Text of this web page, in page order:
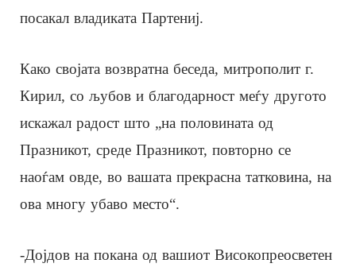
посакал владиката Партениј.
Како својата возвратна беседа, митрополит г.
Кирил, со љубов и благодарност меѓу другото
искажал радост што „на половината од
Празникот, среде Празникот, повторно се
наоѓам овде, во вашата прекрасна татковина, на
ова многу убаво место“.
-Дојдов на покана од вашиот Високопреосветен